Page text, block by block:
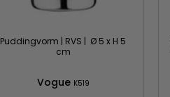
Puddingvorm | RVS | Ø 5 x H 5
cm
Vogue K519